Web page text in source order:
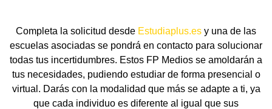
Completa la solicitud desde Estudiaplus.es y una de las
escuelas asociadas se pondrá en contacto para solucionar
todas tus incertidumbres. Estos FP Medios se amoldarán a
tus necesidades, pudiendo estudiar de forma presencial o
virtual. Darás con la modalidad que más se adapte a ti, ya
que cada individuo es diferente al igual que sus